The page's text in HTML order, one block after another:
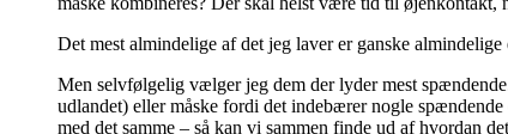
Det mest almindelige af det jeg laver er ganske
Men selvfølgelig vælger jeg dem der lyder mest
udlandet) eller måske fordi det indebærer nogle
med det samme – så kan vi sammen finde ud af hvordan